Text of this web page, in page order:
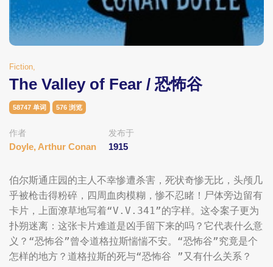
Fiction,
The Valley of Fear / 恐怖谷
58747 单词 576 浏览
作者
Doyle, Arthur Conan
发布于
1915
伯尔斯通庄园的主人不幸惨遭杀害，死状奇惨无比，头颅几
乎被枪击得粉碎，四周血肉模糊，惨不忍睹！尸体旁边留有
卡片，上面潦草地写着“V.V.341”的字样。这令案子更为
扑朔迷离：这张卡片难道是凶手留下来的吗？它代表什么意
义？“恐怖谷”曾令道格拉斯惴惴不安。“恐怖谷”究竟是个
怎样的地方？道格拉斯的死与“恐怖谷 ”又有什么关系？